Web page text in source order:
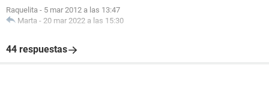
Raquelita - 5 mar 2012 a las 13:47
Marta - 20 mar 2022 a las 15:30
44 respuestas